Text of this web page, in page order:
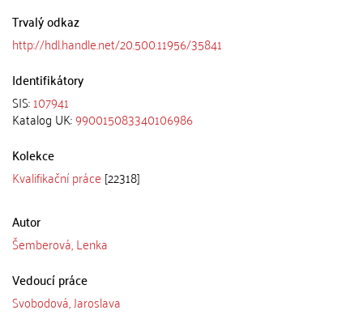
Trvalý odkaz
http://hdl.handle.net/20.500.11956/35841
Identifikátory
SIS:107941
Katalog UK:990015083340106986
Kolekce
Kvalifikační práce [22318]
Autor
Šemberová, Lenka
Vedoucí práce
Svobodová, Jaroslava